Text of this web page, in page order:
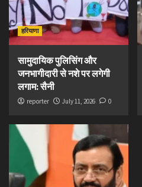
हरियाणा
सामुदायिक पुलिसिंग और
जनभागीदारी से नशे पर लगेगी
लगाम: सैनी
reporter July 11, 2026 0